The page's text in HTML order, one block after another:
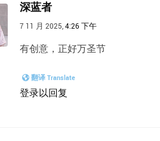
深蓝者
7 11 月 2025,4:26 下午
有创意，正好万圣节
翻译 Translate
登录以回复